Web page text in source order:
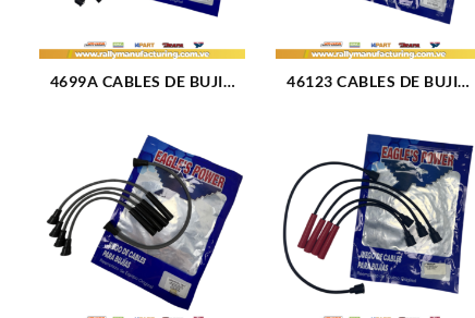
4699A CABLES DE BUJIA
MM (469)
46123 CABLES DE BUJIA
(COBERTOR METALICO) 7
MM (1035)